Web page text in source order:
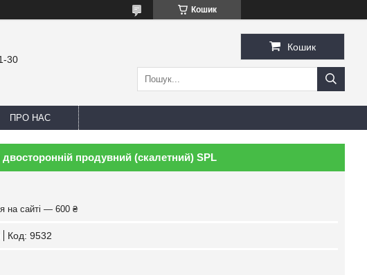
Кошик
30
Кошик
ПРО НАС
продувний (скалетний) SPL
на сайті — 600 ₴
Код: 9532